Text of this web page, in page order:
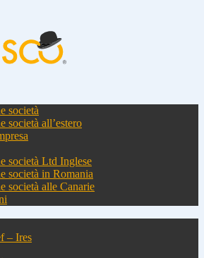
società
società all’estero
società Ltd Inglese
società in Romania
società alle Canarie
– Ires